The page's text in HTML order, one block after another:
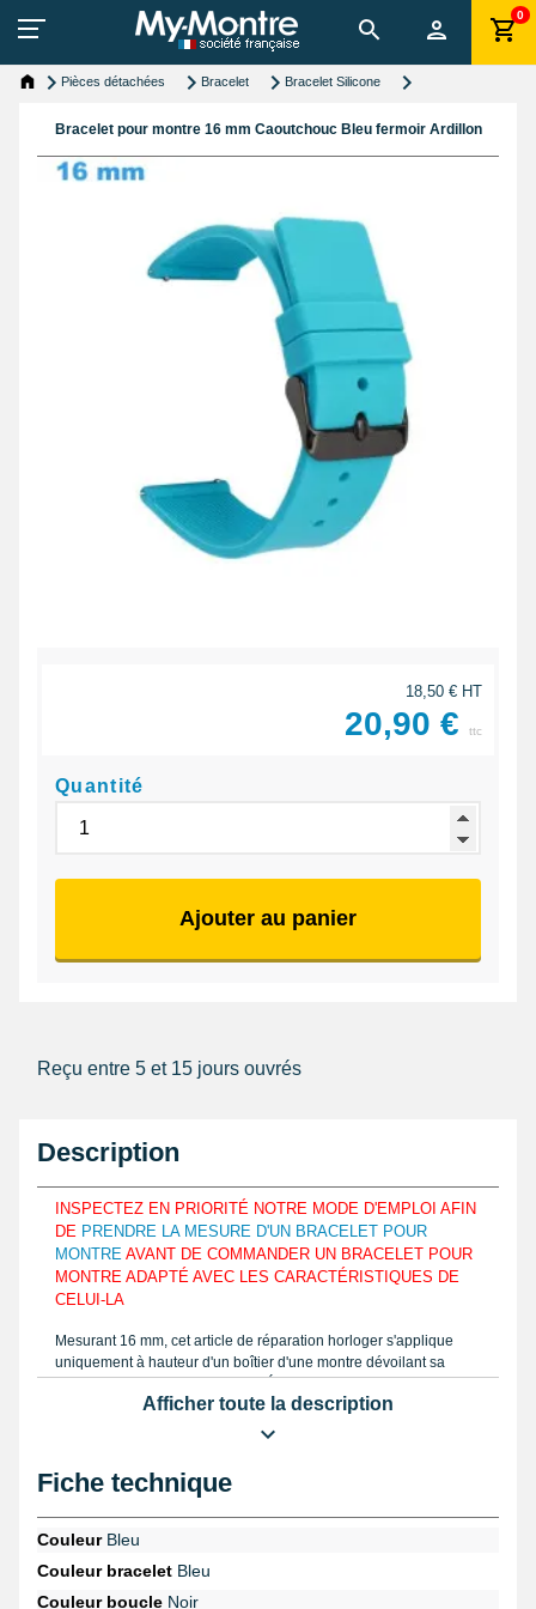
0
Pièces détachées Bracelet Bracelet Silicone
Bracelet pour montre 16 mm Caoutchouc Bleu fermoir Ardillon
18,50 € HT
20,90 € ttc
Quantité
Ajouter au panier
Reçu entre 5 et 15 jours ouvrés
Description
INSPECTEZ EN PRIORITÉ NOTRE MODE D'EMPLOI AFIN
DE PRENDRE LA MESURE D'UN BRACELET POUR
MONTRE AVANT DE COMMANDER UN BRACELET POUR
MONTRE ADAPTÉ AVEC LES CARACTÉRISTIQUES DE
CELUI-LA
Mesurant 16 mm, cet article de réparation horloger s'applique
uniquement à hauteur d'un boîtier d'une montre dévoilant sa
le but de facilement coller aux courbes du poignet et de le
maintenir normalement. Évaluez la taille d'un bracelet montre que
consultable grâce à un
une règle graduée et trouvez directement le gabarit correct.
Formé à l'aide de silicone, le bracelet pour montre 16 mm est
composé d'une boucle ardillon.
Cet article de réparation horloger est neuf et est à assembler au
niveau d'un boîtier d'une montre avec une
Afficher toute la description
Fiche technique
CouleurBleu
Couleur bracelet Bleu
Couleur boucle Noir